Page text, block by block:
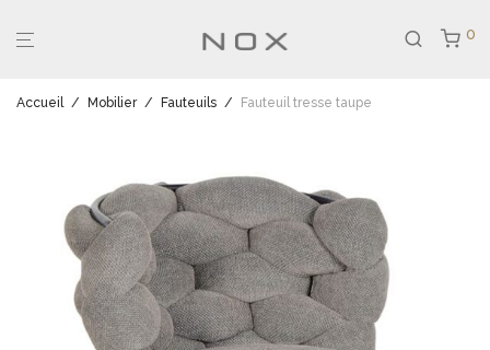
0
Accueil / Mobilier / Fauteuils / Fauteuil tresse taupe